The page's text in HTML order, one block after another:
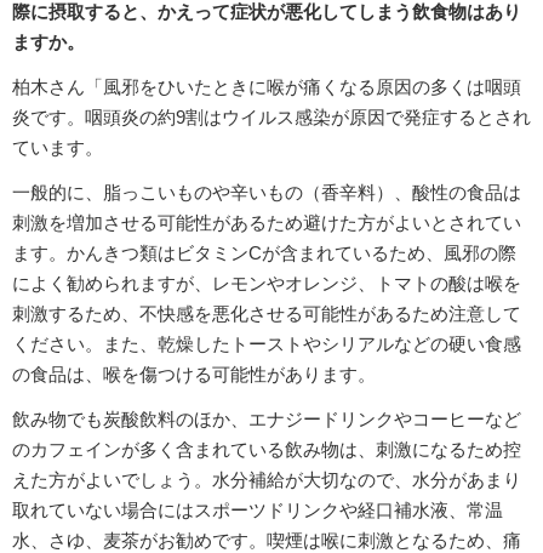
際に摂取すると、かえって症状が悪化してしまう飲食物はあり
ますか。
柏木さん「風邪をひいたときに喉が痛くなる原因の多くは咽頭
炎です。咽頭炎の約9割はウイルス感染が原因で発症するとされ
ています。
一般的に、脂っこいものや辛いもの（香辛料）、酸性の食品は
刺激を増加させる可能性があるため避けた方がよいとされてい
ます。かんきつ類はビタミンCが含まれているため、風邪の際
によく勧められますが、レモンやオレンジ、トマトの酸は喉を
刺激するため、不快感を悪化させる可能性があるため注意して
ください。また、乾燥したトーストやシリアルなどの硬い食感
の食品は、喉を傷つける可能性があります。
飲み物でも炭酸飲料のほか、エナジードリンクやコーヒーなど
のカフェインが多く含まれている飲み物は、刺激になるため控
えた方がよいでしょう。水分補給が大切なので、水分があまり
取れていない場合にはスポーツドリンクや経口補水液、常温
水、さゆ、麦茶がお勧めです。喫煙は喉に刺激となるため、痛